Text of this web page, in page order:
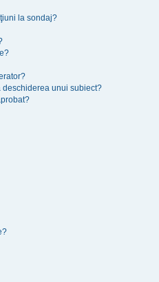
la sondaj?
deschiderea unui subiect?